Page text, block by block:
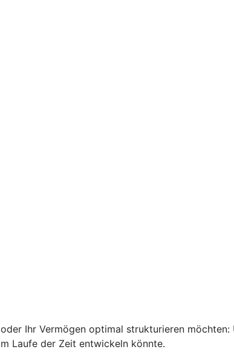
Ihr Vermögen optimal strukturieren möchten:
Laufe der Zeit entwickeln könnte.